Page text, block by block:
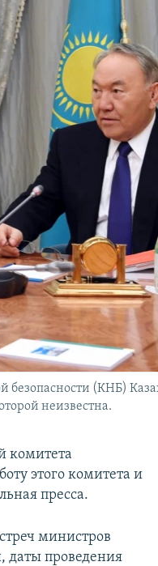
безопасности (КНБ)
неизвестна.
комитета
этого комитета и
пресса.
министров
даты проведения